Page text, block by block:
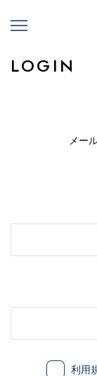
LOGIN
メー
利用